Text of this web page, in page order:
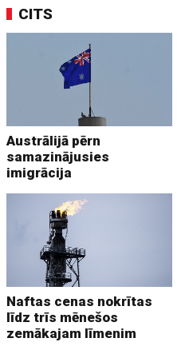
CITS
Austrālijā pērn
samazinājusies
imigrācija
Naftas cenas nokrītas
līdz trīs mēnešos
zemākajam līmenim